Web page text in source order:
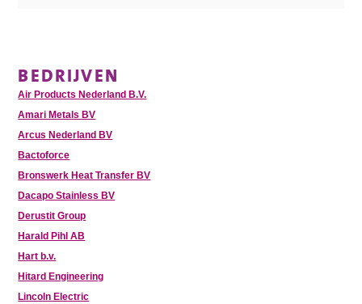
BEDRIJVEN
Air Products Nederland B.V.
Amari Metals BV
Arcus Nederland BV
Bactoforce
Bronswerk Heat Transfer BV
Dacapo Stainless BV
Derustit Group
Harald Pihl AB
Hart b.v.
Hitard Engineering
Lincoln Electric